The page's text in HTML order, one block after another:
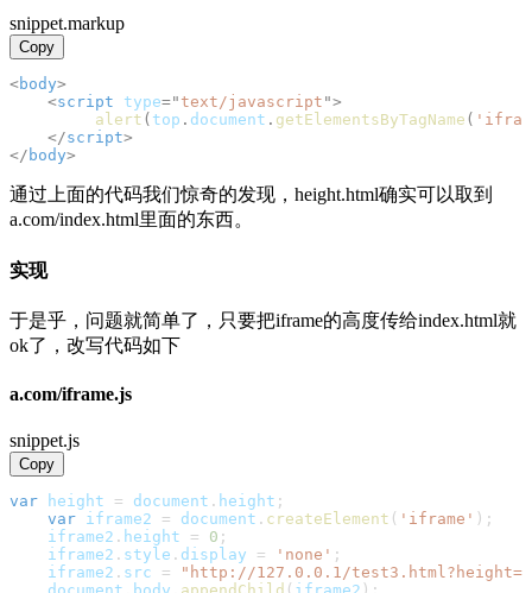
snippet.markup
Copy
<body>
<script type=" text/javascript ">
alert ( top . document . getElementsByTagName (
</script>
</ body>
通过上面的代码我们惊奇的发现，height.html确实可以取到
a.com/index.html里面的东西。
实现
于是乎，问题就简单了，只要把iframe的高度传给index.html就
ok了，改写代码如下
a.com/iframe.js
snippet.js
Copy
var height = document . height ;
var iframe2 = document . createElement ( 'iframe' ) ;
    iframe2
. height = 0 ;
    iframe2
. style . display = 'none' ;
    iframe2
. src =
"http://127.0.0.1/test3.html?height="